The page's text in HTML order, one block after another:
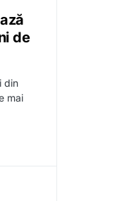
de
din
mai